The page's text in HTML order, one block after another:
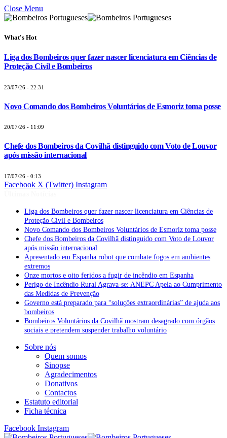
Close Menu
What's Hot
Liga dos Bombeiros quer fazer nascer licenciatura em Ciências de
Proteção Civil e Bombeiros
23/07/26 - 22:31
Novo Comando dos Bombeiros Voluntários de Esmoriz toma posse
20/07/26 - 11:09
Chefe dos Bombeiros da Covilhã distinguido com Voto de Louvor
após missão internacional
17/07/26 - 0:13
Facebook X (Twitter) Instagram
Liga dos Bombeiros quer fazer nascer licenciatura em Ciências de
Proteção Civil e Bombeiros
Novo Comando dos Bombeiros Voluntários de Esmoriz toma posse
Chefe dos Bombeiros da Covilhã distinguido com Voto de Louvor
após missão internacional
Apresentado em Espanha robot que combate fogos em ambientes
extremos
Onze mortos e oito feridos a fugir de incêndio em Espanha
Perigo de Incêndio Rural Agrava-se: ANEPC Apela ao Cumprimento
das Medidas de Prevenção
Governo está preparado para “soluções extraordinárias” de ajuda aos
bombeiros
Bombeiros Voluntários da Covilhã mostram desagrado com órgãos
sociais e pretendem suspender trabalho voluntário
Sobre nós
Quem somos
Sinopse
Agradecimentos
Donativos
Contactos
Estatuto editorial
Ficha técnica
Facebook Instagram